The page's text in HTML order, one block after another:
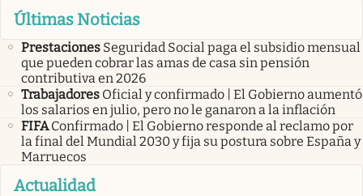
Últimas Noticias
Prestaciones Seguridad Social paga el subsidio mensual
que pueden cobrar las amas de casa sin pensión
contributiva en 2026
Trabajadores Oficial y confirmado | El Gobierno aumentó
los salarios en julio, pero no le ganaron a la inflación
FIFA Confirmado | El Gobierno responde al reclamo por
la final del Mundial 2030 y fija su postura sobre España y
Marruecos
Actualidad